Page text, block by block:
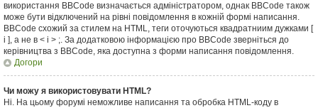
використання BBCode визначається адміністратором, однак BBCode також
може бути відключений на рівні повідомлення в кожній формі написання.
BBCode схожий за стилем на HTML, теги оточуються квадратниим дужками [
і ], а не в < і > ;. За додатковою інформацією про BBCode зверніться до
керівництва з BBCode, яка доступна з форми написання повідомлення.
Догори
Чи можу я використовувати HTML?
Ні. На цьому форумі неможливе написання та обробка HTML-коду в